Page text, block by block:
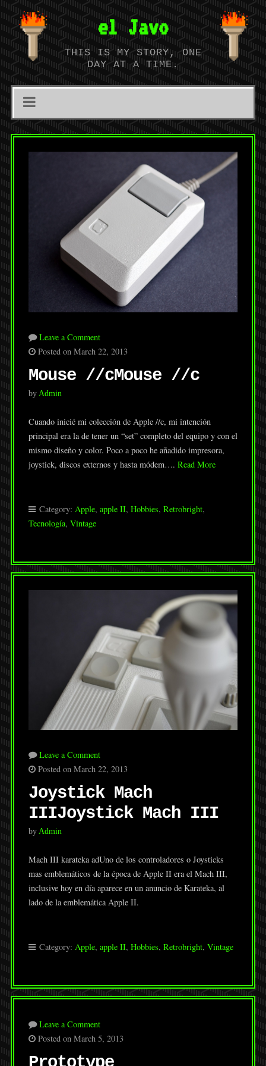
el Javo
THIS IS MY STORY, ONE
DAY AT A TIME.
Leave a Comment
Posted on March 22, 2013
Mouse //cMouse //c
by Admin
Cuando inicié mi colección de Apple //c, mi intención
principal era la de tener un “set” completo del equipo y con el
mismo diseño y color. Poco a poco he añadido impresora,
joystick, discos externos y hasta módem…. Read More
Category: Apple, apple II, Hobbies, Retrobright,
Tecnología, Vintage
Leave a Comment
Posted on March 22, 2013
Joystick Mach
IIIJoystick Mach III
by Admin
Mach III karateka adUno de los controladores o Joysticks
mas emblemáticos de la época de Apple II era el Mach III,
inclusive hoy en día aparece en un anuncio de Karateka, al
lado de la emblemática Apple II.
Category: Apple, apple II, Hobbies, Retrobright, Vintage
Leave a Comment
Posted on March 5, 2013